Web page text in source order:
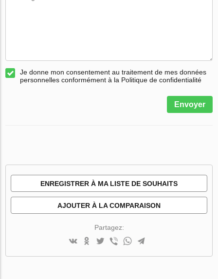
Je donne mon consentement au traitement de mes données
personnelles conformément à la Politique de confidentialité
Envoyer
ENREGISTRER À MA LISTE DE SOUHAITS
AJOUTER À LA COMPARAISON
Partagez: